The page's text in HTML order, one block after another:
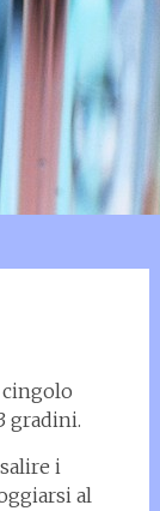
gradini.
i
al